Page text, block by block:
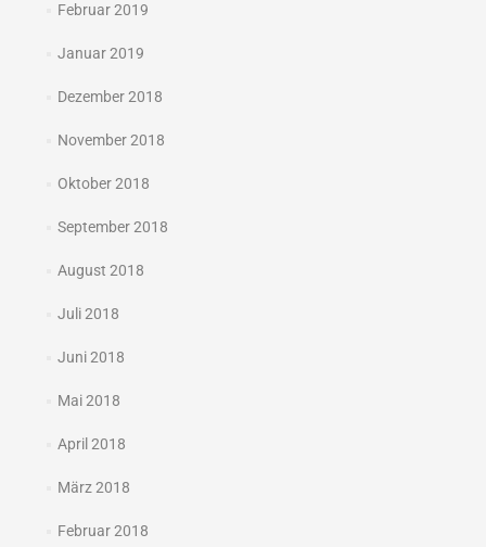
Februar 2019
Januar 2019
Dezember 2018
November 2018
Oktober 2018
September 2018
August 2018
Juli 2018
Juni 2018
Mai 2018
April 2018
März 2018
Februar 2018